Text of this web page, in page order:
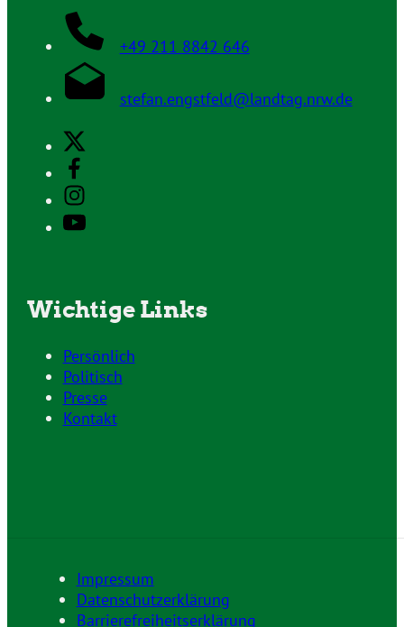
+49 211 8842 646
stefan.engstfeld@landtag.nrw.de
Wichtige Links
Persönlich
Politisch
Presse
Kontakt
Impressum
Datenschutzerklärung
Barrierefreiheitserklärung